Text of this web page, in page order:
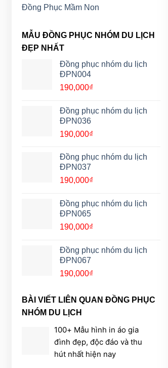
Đồng Phục Mầm Non
MẪU ĐỒNG PHỤC NHÓM DU LỊCH
ĐẸP NHẤT
Đồng phục nhóm du lịch
ĐPN004
190,000₫
Đồng phục nhóm du lịch
ĐPN036
190,000₫
Đồng phục nhóm du lịch
ĐPN037
190,000₫
Đồng phục nhóm du lịch
ĐPN065
190,000₫
Đồng phục nhóm du lịch
ĐPN067
190,000₫
BÀI VIẾT LIÊN QUAN ĐỒNG PHỤC
NHÓM DU LỊCH
100+ Mẫu hình in áo gia
đình đẹp, độc đáo và thu
hút nhất hiện nay